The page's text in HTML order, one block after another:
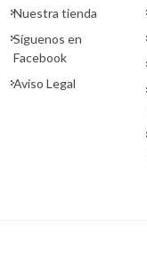
Nuestra tienda
Síguenos en
Facebook
Aviso Legal